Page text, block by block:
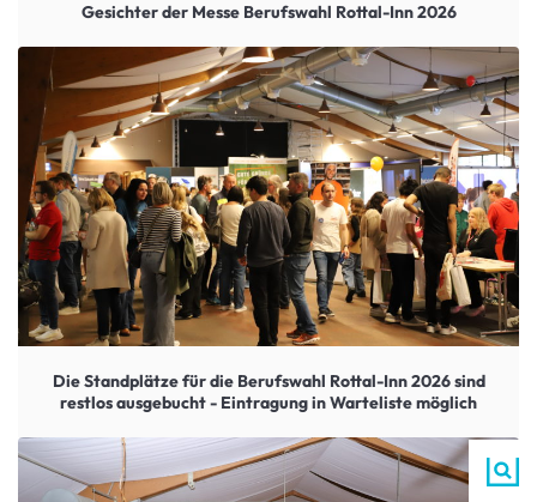
Gesichter der Messe Berufswahl Rottal-Inn 2026
Die Standplätze für die Berufswahl Rottal-Inn 2026 sind
restlos ausgebucht - Eintragung in Warteliste möglich